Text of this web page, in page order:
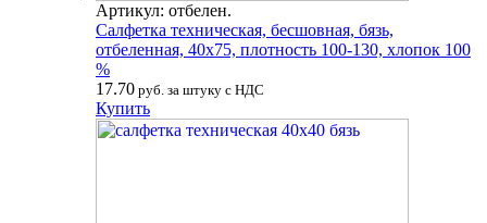
Артикул: отбелен.
Салфетка техническая, бесшовная, бязь,
отбеленная, 40х75, плотность 100-130, хлопок 100
%
17.70 руб. за штуку с НДС
Купить